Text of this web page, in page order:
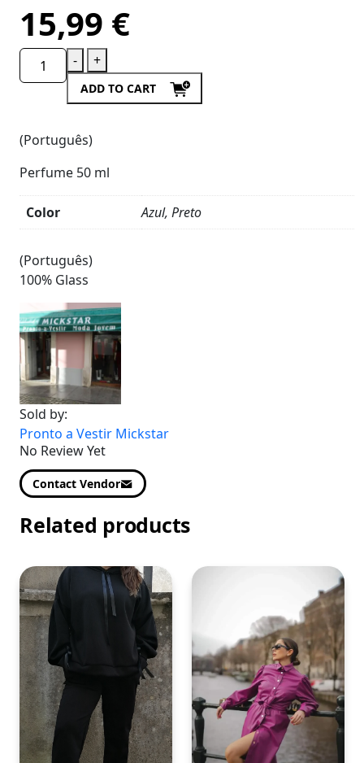
15,99 €
- +
ADD TO CART
(Português)
Perfume 50 ml
Color
Azul, Preto
Details
(Português)
100% Glass
Sold by:
Pronto a Vestir Mickstar
No Review Yet
Contact Vendor
Related products